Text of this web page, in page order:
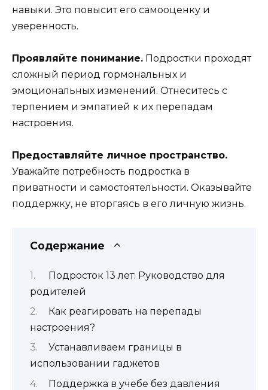
навыки. Это повысит его самооценку и
уверенность.
Проявляйте понимание. Подростки проходят
сложный период гормональных и
эмоциональных изменений. Отнеситесь с
терпением и эмпатией к их перепадам
настроения.
Предоставляйте личное пространство.
Уважайте потребность подростка в
приватности и самостоятельности. Оказывайте
поддержку, не вторгаясь в его личную жизнь.
Содержание
Подросток 13 лет: Руководство для
родителей
Как реагировать на перепады
настроения?
Устанавливаем границы в
использовании гаджетов
Поддержка в учебе без давления